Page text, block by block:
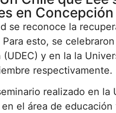
en
se reconoce la
esto, se
(UDEC) y en la la
respectivamente.
realizado en la
el área de